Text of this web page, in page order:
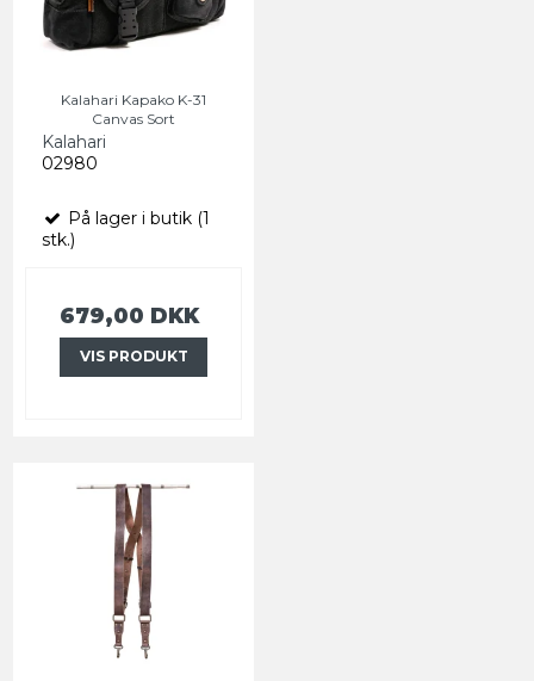
Kalahari Kapako K-31
Canvas Sort
Kalahari
02980
På lager i butik (1
stk.)
679,00 DKK
VIS PRODUKT